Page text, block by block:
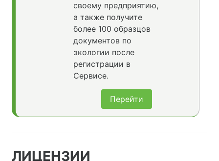
своему предприятию,
а также получите
более 100 образцов
документов по
экологии после
регистрации в
Сервисе.
Перейти
ЛИЦЕНЗИИ